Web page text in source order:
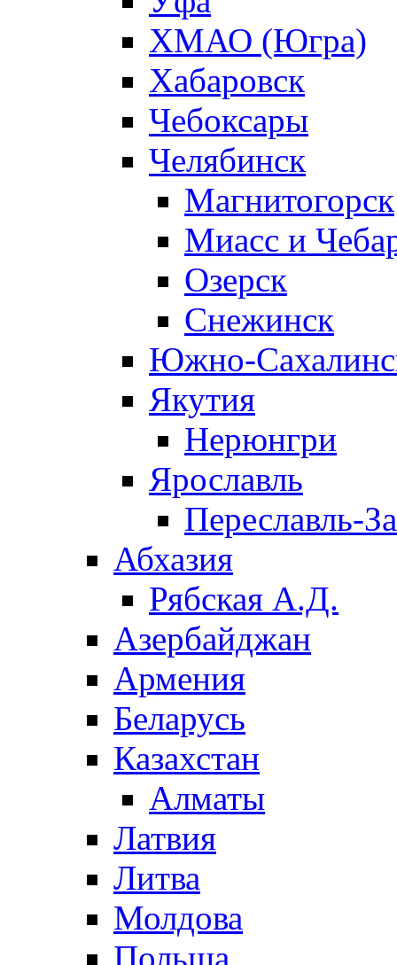
ХМАО (Югра)
Хабаровск
Чебоксары
Челябинск
Магнитогорск
Миасс и
Озерск
Снежинск
Южно-
Якутия
Нерюнгри
Ярославль
Переславль-
Абхазия
Рябская А.Д.
Азербайджан
Армения
Беларусь
Казахстан
Алматы
Латвия
Литва
Молдова
Польша